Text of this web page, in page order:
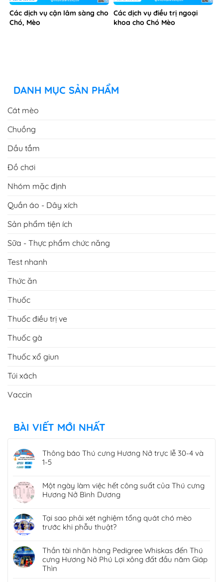
Các dịch vụ cận lâm sàng cho
Chó, Mèo
Các dịch vụ điều trị ngoại
khoa cho Chó Mèo
DANH MỤC SẢN PHẨM
Cát mèo
Chuồng
Dầu tắm
Đồ chơi
Nhóm mặc định
Quần áo - Dây xích
Sản phẩm tiện ích
Sữa - Thực phẩm chức năng
Test nhanh
Thức ăn
Thuốc
Thuốc điều trị ve
Thuốc gà
Thuốc xổ giun
Túi xách
Vaccin
BÀI VIẾT MỚI NHẤT
Thông báo Thú cưng Hương Nở trực lễ 30-4 và
1-5
Một ngày làm việc hết công suất của Thú cưng
Hương Nở Bình Dương
Tại sao phải xét nghiệm tổng quát chó mèo
trước khi phẫu thuật?
Thần tài nhãn hàng Pedigree Whiskas đến Thú
cưng Hương Nở Phú Lợi xông đất đầu năm Giáp
Thìn